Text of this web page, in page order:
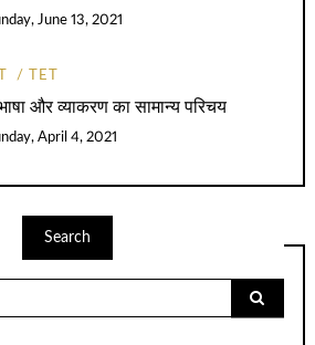
June 13, 2021
TET
भाषा और व्याकरण का सामान्य परिचय
April 4, 2021
Search